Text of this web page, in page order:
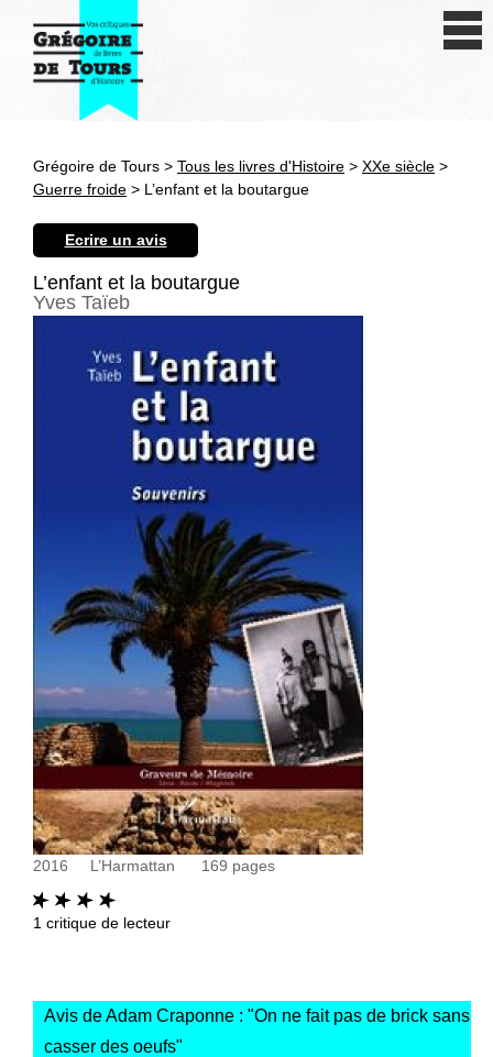
Antiquité
Epoque moderne
XXe siècle
Autres civilisations
Thématiques
Grégoire de Tours > Tous les livres d'Histoire > XXe siècle >
Guerre froide > L’enfant et la boutargue
Ecrire un avis
L’enfant et la boutargue
Yves Taïeb
2016 L’Harmattan 169 pages
1 critique de lecteur
Avis de Adam Craponne : "On ne fait pas de brick sans
casser des oeufs"